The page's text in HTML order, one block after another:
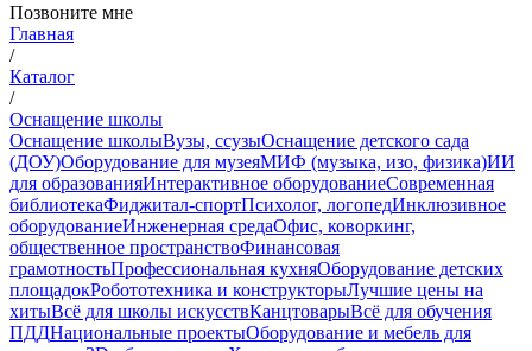
Позвоните мне
Главная
/
Каталог
/
Оснащение школы
Оснащение школыВузы, ссузыОснащение детского сада
(ДОУ)Оборудование для музеяМИФ (музыка, изо, физика)ИИ
для образованияИнтерактивное оборудованиеСовременная
библиотекаФиджитал-спортПсихолог, логопедИнклюзивное
оборудованиеИнженерная средаОфис, коворкинг,
общественное пространствоФинансовая
грамотностьПрофессиональная кухняОборудование детских
площадокРобототехника и конструкторыЛучшие цены на
хитыВсё для школы искусствКанцтоварыВсё для обучения
ПДДНациональные проектыОборудование и мебель для